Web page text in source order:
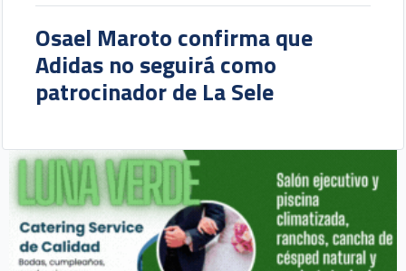
Osael Maroto confirma que
Adidas no seguirá como
patrocinador de La Sele